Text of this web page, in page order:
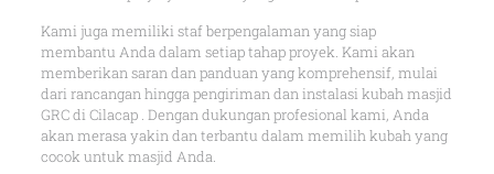
Kami juga memiliki staf berpengalaman yang siap
membantu Anda dalam setiap tahap proyek. Kami akan
memberikan saran dan panduan yang komprehensif, mulai
dari rancangan hingga pengiriman dan instalasi kubah masjid
GRC di Cilacap . Dengan dukungan profesional kami, Anda
akan merasa yakin dan terbantu dalam memilih kubah yang
cocok untuk masjid Anda.